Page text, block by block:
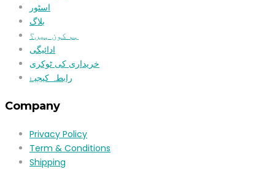
اسٹور
بلاگ
ہم کون ہیں؟
ادائیگی
خریداری کی ٹوکری
رابطہ کیجیۓ
Company
Privacy Policy
Term & Conditions
Shipping